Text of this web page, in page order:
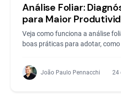
Análise Foliar:
para Maior
Veja como funciona a análise
boas práticas para adotar,
João Paulo Pennacchi 24